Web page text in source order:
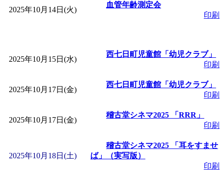
2025年10月14日(火)
血管年齢測定会
印刷
2025年10月15日(水)
西七日町児童館「幼児クラブ」
印刷
2025年10月17日(金)
西七日町児童館「幼児クラブ」
印刷
2025年10月17日(金)
稽古堂シネマ2025 「RRR」
印刷
2025年10月18日(土)
稽古堂シネマ2025 「耳をすませ
ば」（実写版）
印刷